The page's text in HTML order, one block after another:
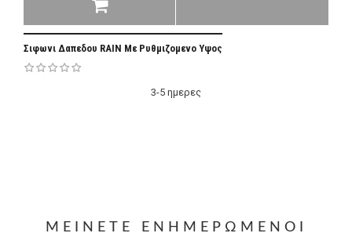
Σιφωνι Δαπεδου RAIN Με Ρυθμιζομενο Υψος
3-5 ημερες
ΜΕΊΝΕΤΕ ΕΝΗΜΕΡΩΜΈΝΟΙ